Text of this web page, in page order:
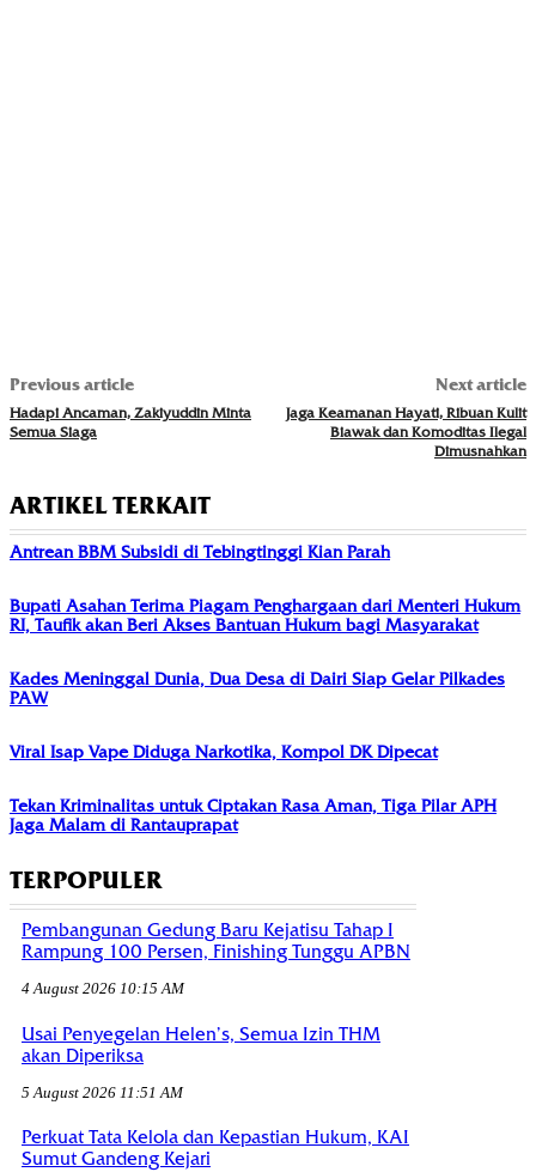
Previous article
Hadapi Ancaman, Zakiyuddin Minta
Semua Siaga
Next article
Jaga Keamanan Hayati, Ribuan Kulit
Biawak dan Komoditas Ilegal
Dimusnahkan
ARTIKEL TERKAIT
Antrean BBM Subsidi di Tebingtinggi Kian Parah
Bupati Asahan Terima Piagam Penghargaan dari Menteri Hukum
RI, Taufik akan Beri Akses Bantuan Hukum bagi Masyarakat
Kades Meninggal Dunia, Dua Desa di Dairi Siap Gelar Pilkades
PAW
Viral Isap Vape Diduga Narkotika, Kompol DK Dipecat
Tekan Kriminalitas untuk Ciptakan Rasa Aman, Tiga Pilar APH
Jaga Malam di Rantauprapat
TERPOPULER
Pembangunan Gedung Baru Kejatisu Tahap I
Rampung 100 Persen, Finishing Tunggu APBN
4 August 2026 10:15 AM
Usai Penyegelan Helen’s, Semua Izin THM
akan Diperiksa
5 August 2026 11:51 AM
Perkuat Tata Kelola dan Kepastian Hukum, KAI
Sumut Gandeng Kejari